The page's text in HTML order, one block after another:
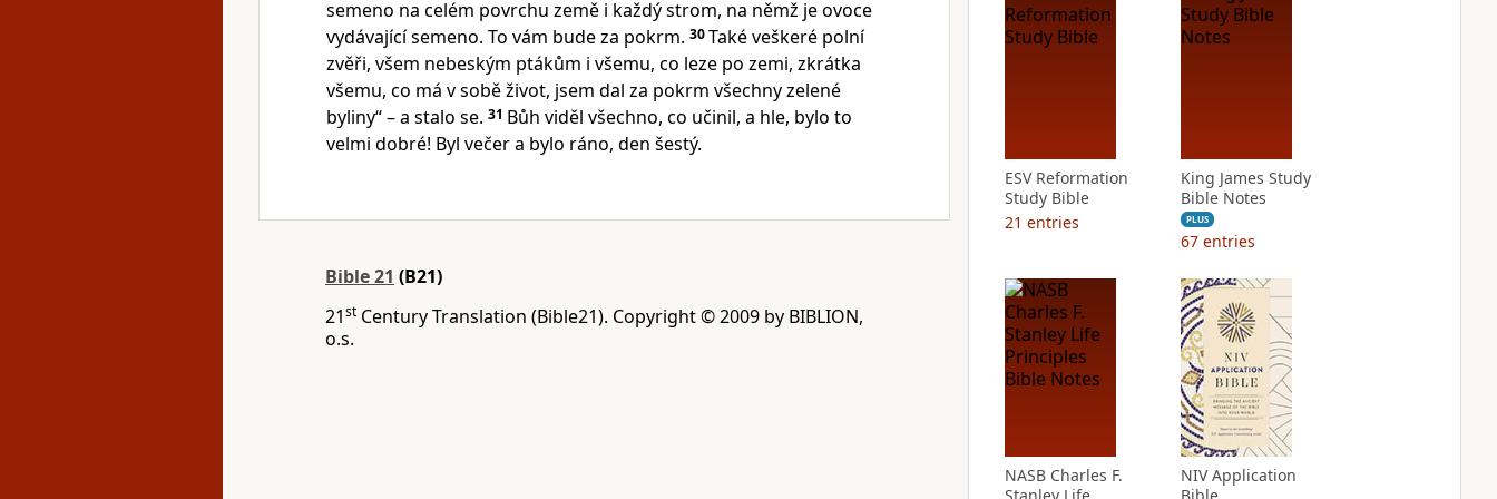
semeno na celém povrchu země i každý strom, na němž je ovoce
vydávající semeno. To vám bude za pokrm. 30Také veškeré polní
zvěři, všem nebeským ptákům i všemu, co leze po zemi, zkrátka
všemu, co má v sobě život, jsem dal za pokrm všechny zelené
byliny“ – a stalo se. 31 Bůh viděl všechno, co učinil, a hle, bylo to
velmi dobré! Byl večer a bylo ráno, den šestý.
Bible 21 (B21)
21st Century Translation (Bible21). Copyright © 2009 by BIBLION,
o.s.
ESV Reformation
Study Bible
21 entries
King James Study
Bible Notes
PLUS
67 entries
NASB Charles F.
NIV Application